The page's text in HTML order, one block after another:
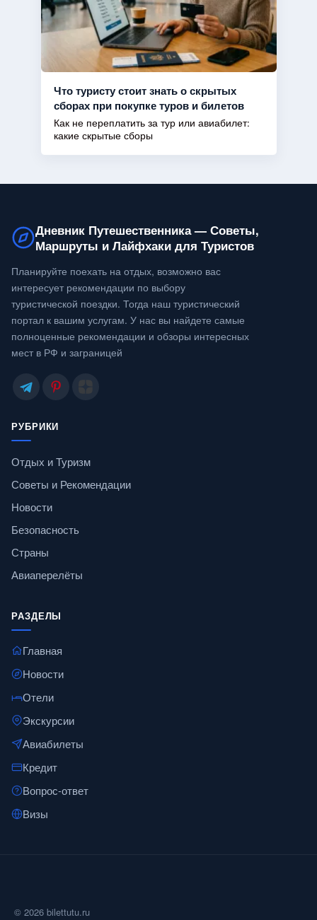
Что туристу стоит знать о скрытых
сборах при покупке туров и билетов
Как не переплатить за тур или авиабилет:
какие скрытые сборы
Дневник Путешественника — Советы,
Маршруты и Лайфхаки для Туристов
Планируйте поехать на отдых, возможно вас
интересует рекомендации по выбору
туристической поездки. Тогда наш туристический
портал к вашим услугам. У нас вы найдете самые
полноценные рекомендации и обзоры интересных
мест в РФ и заграницей
РУБРИКИ
Отдых и Туризм
Советы и Рекомендации
Новости
Безопасность
Страны
Авиаперелёты
РАЗДЕЛЫ
Главная
Новости
Отели
Экскурсии
Авиабилеты
Кредит
Вопрос-ответ
Визы
© 2026 bilettutu.ru